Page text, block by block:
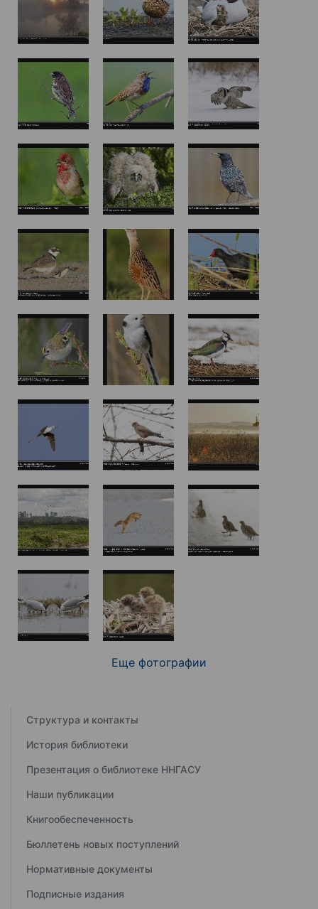
Еще фотографии
Структура и контакты
История библиотеки
Презентация о библиотеке ННГАСУ
Наши публикации
Книгообеспеченность
Бюллетень новых поступлений
Нормативные документы
Подписные издания